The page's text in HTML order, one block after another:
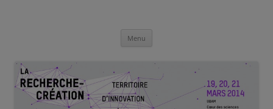
d’innovation méthodologique
Menu